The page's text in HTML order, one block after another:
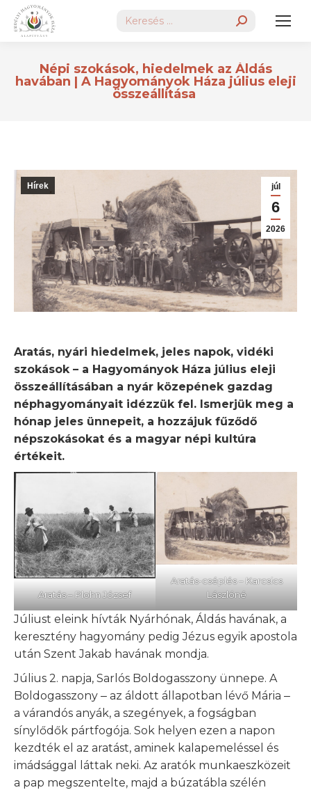
Search:
Népi szokások, hiedelmek az Áldás
havában | A Hagyományok Háza július eleji
összeállítása
júl
6
2026
Hírek
Aratás, nyári hiedelmek, jeles napok, vidéki
szokások – a Hagyományok Háza július eleji
összeállításában a nyár közepének gazdag
néphagyományait idézzük fel. Ismerjük meg a
hónap jeles ünnepeit, a hozzájuk fűződő
népszokásokat és a magyar népi kultúra
értékeit.
Aratás – Plohn József
Aratás-cséplés – Karcsics
Lászlóné
Júliust eleink hívták Nyárhónak, Áldás havának, a
keresztény hagyomány pedig Jézus egyik apostola
után Szent Jakab havának mondja.
Július 2. napja, Sarlós Boldogasszony ünnepe. A
Boldogasszony ‒ az áldott állapotban lévő Mária ‒
a várandós anyák, a szegények, a fogságban
sínylődők pártfogója. Sok helyen ezen a napon
kezdték el az aratást, aminek kalapemeléssel és
imádsággal láttak neki. Az aratók munkaeszközeit
a pap megszentelte, majd a búzatábla szélén